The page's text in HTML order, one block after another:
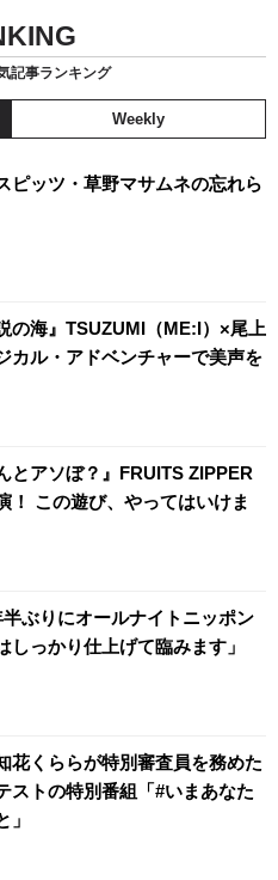
記事ランキング
Weekly
ッツ・草野マサムネの忘れら
の海』TSUZUMI（ME:I）×尾上
カル・アドベンチャーで美声を
とアソぼ？』FRUITS ZIPPER
！ この遊び、やってはいけま
ぶりにオールナイトニッポン
しっかり仕上げて臨みます」
花くららが特別審査員を務めた
ストの特別番組「#いまあなた
」